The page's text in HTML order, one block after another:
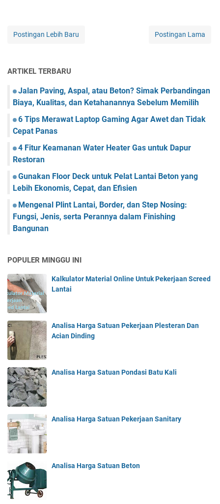
Postingan Lebih Baru Postingan Lama
ARTIKEL TERBARU
Jalan Paving, Aspal, atau Beton? Simak Perbandingan
Biaya, Kualitas, dan Ketahanannya Sebelum Memilih
6 Tips Merawat Laptop Gaming Agar Awet dan Tidak
Cepat Panas
4 Fitur Keamanan Water Heater Gas untuk Dapur
Restoran
Gunakan Floor Deck untuk Pelat Lantai Beton yang
Lebih Ekonomis, Cepat, dan Efisien
Mengenal Plint Lantai, Border, dan Step Nosing:
Fungsi, Jenis, serta Perannya dalam Finishing
Bangunan
POPULER MINGGU INI
Kalkulator Material Online Untuk Pekerjaan Screed
Lantai
Analisa Harga Satuan Pekerjaan Plesteran Dan
Acian Dinding
Analisa Harga Satuan Pondasi Batu Kali
Analisa Harga Satuan Pekerjaan Sanitary
Analisa Harga Satuan Beton